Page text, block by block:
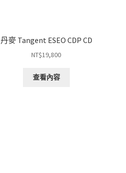
丹麥 Tangent ESEO CDP CD
NT$19,800
查看內容